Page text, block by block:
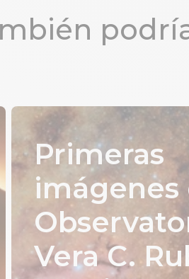
Primeras
imágenes
Vera C.